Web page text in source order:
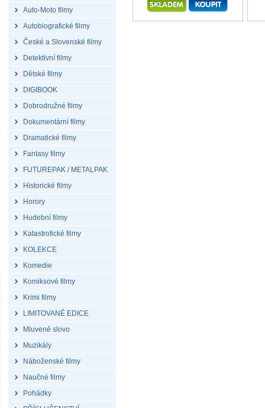
Auto-Moto filmy
Autobiografické filmy
České a Slovenské filmy
Detektivní filmy
Dětské filmy
DIGIBOOK
Dobrodružné filmy
Dokumentární filmy
Dramatické filmy
Fantasy filmy
FUTUREPAK / METALPAK
Historické filmy
Horory
Hudební filmy
Katastrofické filmy
KOLEKCE
Komedie
Komiksové filmy
Krimi filmy
LIMITOVANÉ EDICE
Mluvené slovo
Muzikály
Náboženské filmy
Naučné filmy
Pohádky